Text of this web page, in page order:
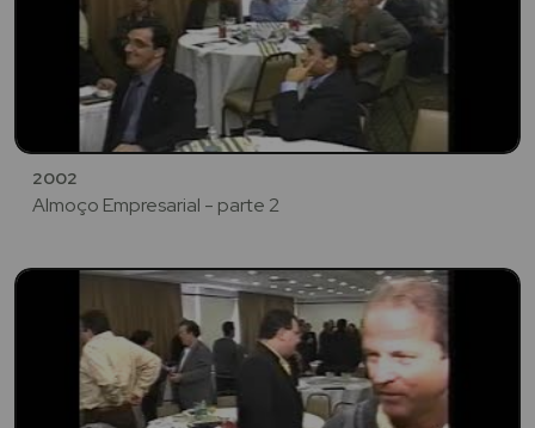
2002
Almoço Empresarial - parte 2